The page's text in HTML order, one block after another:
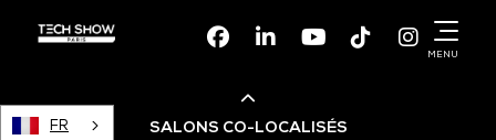
FacebookLinkedinYoutubeTikTok
MENU
FR SALONS CO-LOCALISÉS